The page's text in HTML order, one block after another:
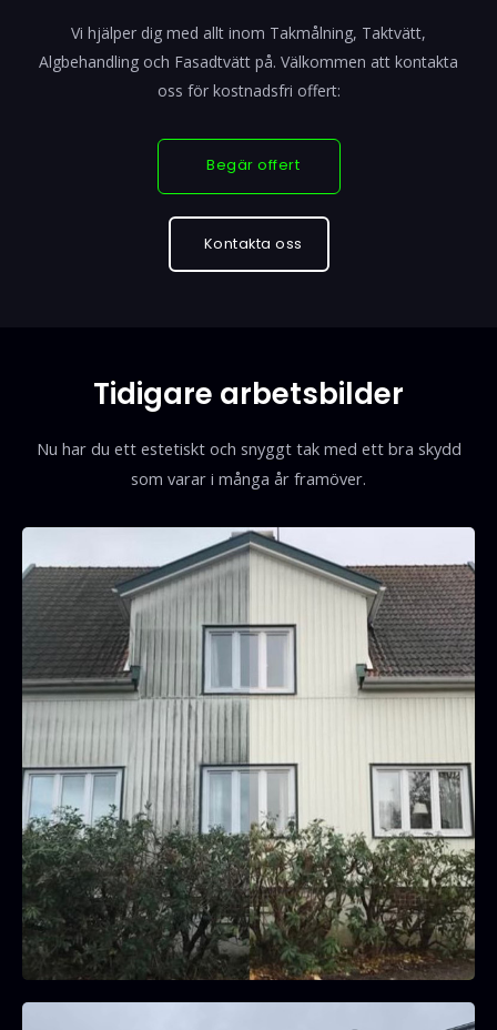
Vi hjälper dig med allt inom Takmålning, Taktvätt,
Algbehandling och Fasadtvätt på. Välkommen att kontakta
oss för kostnadsfri offert:
Begär offert
Kontakta oss
Tidigare arbetsbilder
Nu har du ett estetiskt och snyggt tak med ett bra skydd
som varar i många år framöver.